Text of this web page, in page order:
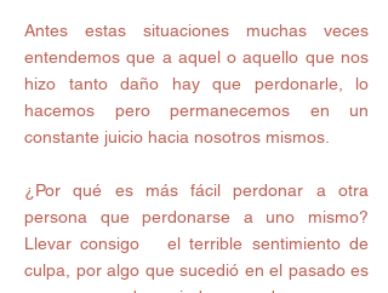
Antes estas situaciones muchas veces
entendemos que a aquel o aquello que nos
hizo tanto daño hay que perdonarle, lo
hacemos pero permanecemos en un
constante juicio hacia nosotros mismos.
¿Por qué es más fácil perdonar a otra
persona que perdonarse a uno mismo?
Llevar consigo   el terrible sentimiento de
culpa, por algo que sucedió en el pasado es